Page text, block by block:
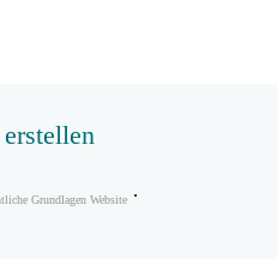
Grundlagen Website